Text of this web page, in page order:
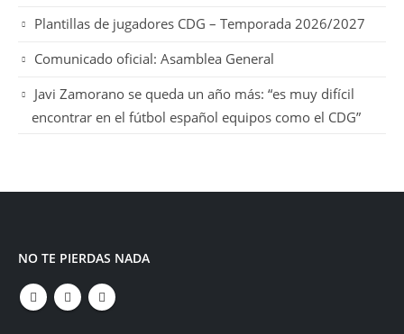
Plantillas de jugadores CDG – Temporada 2026/2027
Comunicado oficial: Asamblea General
Javi Zamorano se queda un año más: “es muy difícil
encontrar en el fútbol español equipos como el CDG”
NO TE PIERDAS NADA